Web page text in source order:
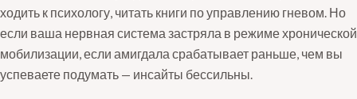
ходить к психологу, читать книги по управлению гневом. Но
если ваша нервная система застряла в режиме хронической
мобилизации, если амигдала срабатывает раньше, чем вы
успеваете подумать — инсайты бессильны.